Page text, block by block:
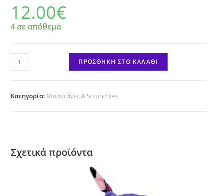
12.00€
4 σε απόθεμα
Scrunchie
"Kimatakia"
ΠΡΟΣΘΉΚΗ ΣΤΟ ΚΑΛΆΘΙ
Κατηγορία: Μπαντάνες & Scrunchies
Σχετικά προϊόντα